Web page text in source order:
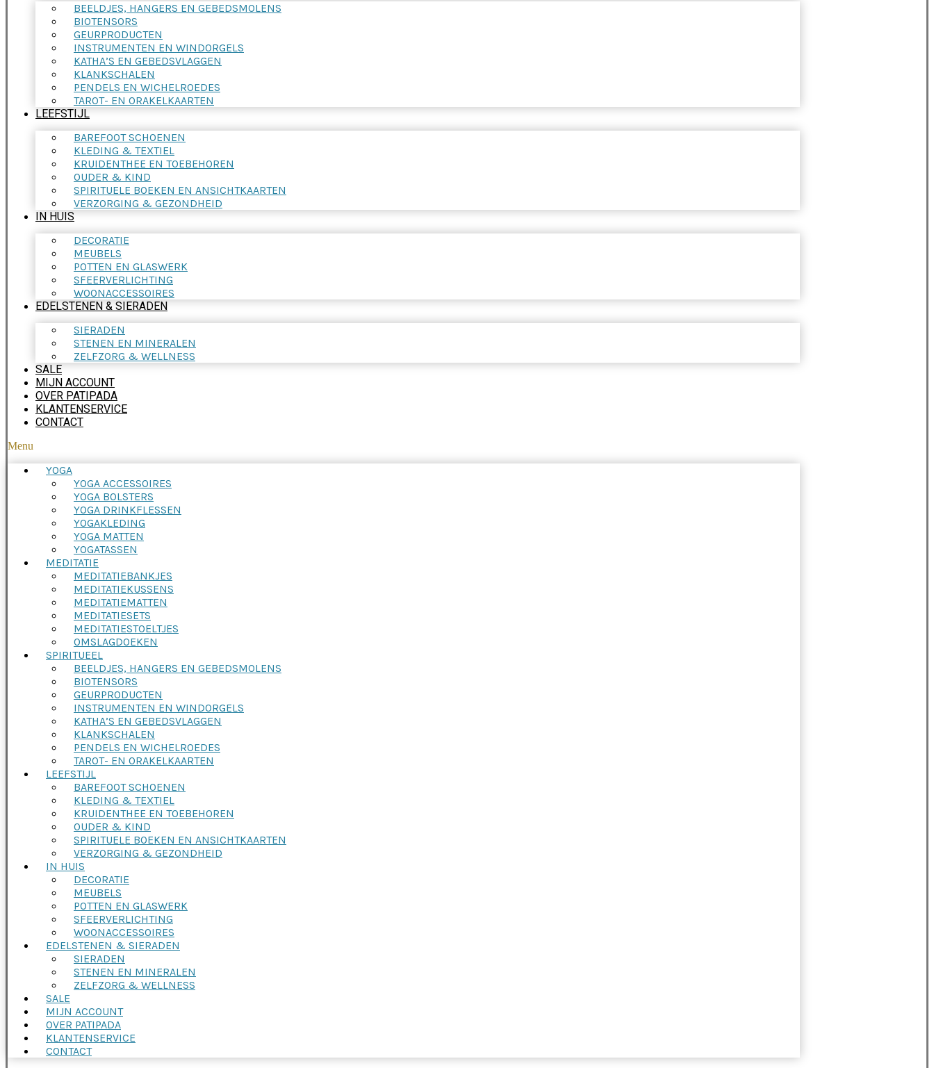
BEELDJES, HANGERS EN GEBEDSMOLENS
BIOTENSORS
GEURPRODUCTEN
INSTRUMENTEN EN WINDORGELS
KATHA’S EN GEBEDSVLAGGEN
KLANKSCHALEN
PENDELS EN WICHELROEDES
TAROT- EN ORAKELKAARTEN
LEEFSTIJL
BAREFOOT SCHOENEN
KLEDING & TEXTIEL
KRUIDENTHEE EN TOEBEHOREN
OUDER & KIND
SPIRITUELE BOEKEN EN ANSICHTKAARTEN
VERZORGING & GEZONDHEID
IN HUIS
DECORATIE
MEUBELS
POTTEN EN GLASWERK
SFEERVERLICHTING
WOONACCESSOIRES
EDELSTENEN & SIERADEN
SIERADEN
STENEN EN MINERALEN
ZELFZORG & WELLNESS
SALE
MIJN ACCOUNT
OVER PATIPADA
KLANTENSERVICE
CONTACT
Menu
YOGA
YOGA ACCESSOIRES
YOGA BOLSTERS
YOGA DRINKFLESSEN
YOGAKLEDING
YOGA MATTEN
YOGATASSEN
MEDITATIE
MEDITATIEBANKJES
MEDITATIEKUSSENS
MEDITATIEMATTEN
MEDITATIESETS
MEDITATIESTOELTJES
OMSLAGDOEKEN
SPIRITUEEL
BEELDJES, HANGERS EN GEBEDSMOLENS
BIOTENSORS
GEURPRODUCTEN
INSTRUMENTEN EN WINDORGELS
KATHA’S EN GEBEDSVLAGGEN
KLANKSCHALEN
PENDELS EN WICHELROEDES
TAROT- EN ORAKELKAARTEN
LEEFSTIJL
BAREFOOT SCHOENEN
KLEDING & TEXTIEL
KRUIDENTHEE EN TOEBEHOREN
OUDER & KIND
SPIRITUELE BOEKEN EN ANSICHTKAARTEN
VERZORGING & GEZONDHEID
IN HUIS
DECORATIE
MEUBELS
POTTEN EN GLASWERK
SFEERVERLICHTING
WOONACCESSOIRES
EDELSTENEN & SIERADEN
SIERADEN
STENEN EN MINERALEN
ZELFZORG & WELLNESS
SALE
MIJN ACCOUNT
OVER PATIPADA
KLANTENSERVICE
CONTACT